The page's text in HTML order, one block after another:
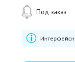
Под заказ